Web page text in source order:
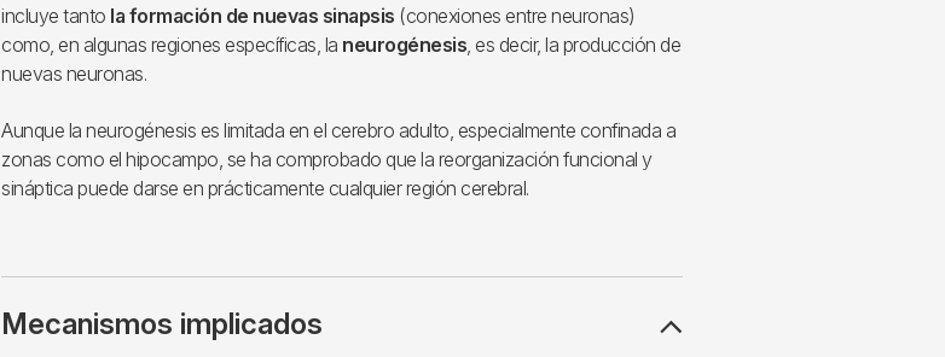
incluye tanto la formación de nuevas sinapsis (conexiones entre neuronas)
como, en algunas regiones específicas, la neurogénesis , es decir, la producción de
nuevas neuronas.
Aunque la neurogénesis es limitada en el cerebro adulto, especialmente confinada a
zonas como el hipocampo, se ha comprobado que la reorganización funcional y
sináptica puede darse en prácticamente cualquier región cerebral.
Mecanismos implicados